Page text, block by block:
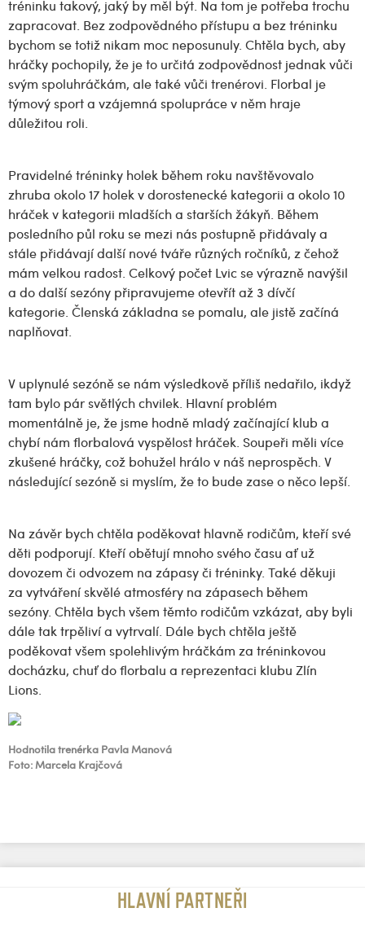
tréninku takový, jaký by měl být. Na tom je potřeba trochu
zapracovat. Bez zodpovědného přístupu a bez tréninku
bychom se totiž nikam moc neposunuly. Chtěla bych, aby
hráčky pochopily, že je to určitá zodpovědnost jednak vůči
svým spoluhráčkám, ale také vůči trenérovi. Florbal je
týmový sport a vzájemná spolupráce v něm hraje
důležitou roli.
Pravidelné tréninky holek během roku navštěvovalo
zhruba okolo 17 holek v dorostenecké kategorii a okolo 10
hráček v kategorii mladších a starších žákyň. Během
posledního půl roku se mezi nás postupně přidávaly a
stále přidávají další nové tváře různých ročníků, z čehož
mám velkou radost. Celkový počet Lvic se výrazně navýšil
a do další sezóny připravujeme otevřít až 3 dívčí
kategorie. Členská základna se pomalu, ale jistě začíná
naplňovat.
V uplynulé sezóně se nám výsledkově příliš nedařilo, ikdyž
tam bylo pár světlých chvilek. Hlavní problém
momentálně je, že jsme hodně mladý začínající klub a
chybí nám florbalová vyspělost hráček. Soupeři měli více
zkušené hráčky, což bohužel hrálo v náš neprospěch. V
následující sezóně si myslím, že to bude zase o něco lepší.
Na závěr bych chtěla poděkovat hlavně rodičům, kteří své
děti podporují. Kteří obětují mnoho svého času ať už
dovozem či odvozem na zápasy či tréninky. Také děkuji
za vytváření skvělé atmosféry na zápasech během
sezóny. Chtěla bych všem těmto rodičům vzkázat, aby byli
dále tak trpěliví a vytrvalí. Dále bych chtěla ještě
poděkovat všem spolehlivým hráčkám za tréninkovou
docházku, chuť do florbalu a reprezentaci klubu Zlín
Lions.
Hodnotila trenérka Pavla Manová
Foto: Marcela Krajčová
HLAVNÍ PARTNEŘI